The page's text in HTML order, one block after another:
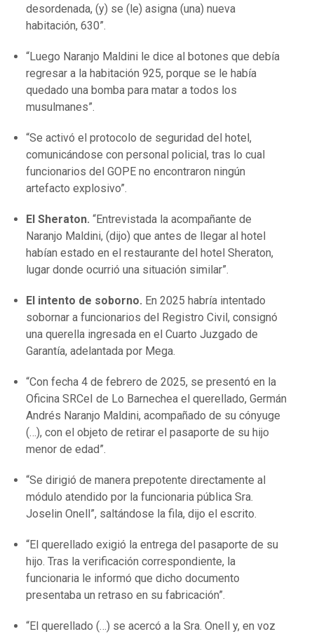
desordenada, (y) se (le) asigna (una) nueva
habitación, 630”.
“Luego Naranjo Maldini le dice al botones que debía
regresar a la habitación 925, porque se le había
quedado una bomba para matar a todos los
musulmanes”.
“Se activó el protocolo de seguridad del hotel,
comunicándose con personal policial, tras lo cual
funcionarios del GOPE no encontraron ningún
artefacto explosivo”.
El Sheraton. “Entrevistada la acompañante de
Naranjo Maldini, (dijo) que antes de llegar al hotel
habían estado en el restaurante del hotel Sheraton,
lugar donde ocurrió una situación similar”.
El intento de soborno. En 2025 habría intentado
sobornar a funcionarios del Registro Civil, consignó
una querella ingresada en el Cuarto Juzgado de
Garantía, adelantada por Mega.
“Con fecha 4 de febrero de 2025, se presentó en la
Oficina SRCeI de Lo Barnechea el querellado, Germán
Andrés Naranjo Maldini, acompañado de su cónyuge
(…), con el objeto de retirar el pasaporte de su hijo
menor de edad”.
“Se dirigió de manera prepotente directamente al
módulo atendido por la funcionaria pública Sra.
Joselin Onell”, saltándose la fila, dijo el escrito.
“El querellado exigió la entrega del pasaporte de su
hijo. Tras la verificación correspondiente, la
funcionaria le informó que dicho documento
presentaba un retraso en su fabricación”.
“El querellado (…) se acercó a la Sra. Onell y, en voz